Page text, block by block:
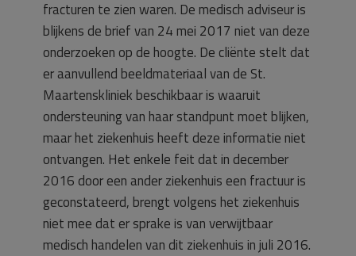
fracturen te zien waren. De medisch adviseur is
blijkens de brief van 24 mei 2017 niet van deze
onderzoeken op de hoogte. De cliënte stelt dat
er aanvullend beeldmateriaal van de St.
Maartenskliniek beschikbaar is waaruit
ondersteuning van haar standpunt moet blijken,
maar het ziekenhuis heeft deze informatie niet
ontvangen. Het enkele feit dat in december
2016 door een ander ziekenhuis een fractuur is
geconstateerd, brengt volgens het ziekenhuis
niet mee dat er sprake is van verwijtbaar
medisch handelen van dit ziekenhuis in juli 2016.